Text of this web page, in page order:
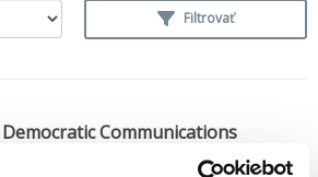
Filtrovať
Democratic Communications
Lexington Books